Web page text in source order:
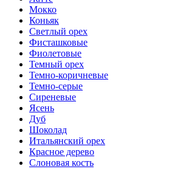
Мокко
Коньяк
Светлый орех
Фисташковые
Фиолетовые
Темный орех
Темно-коричневые
Темно-серые
Сиреневые
Ясень
Дуб
Шоколад
Итальянский орех
Красное дерево
Слоновая кость